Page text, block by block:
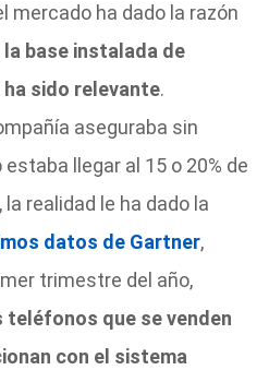
mercado ha dado la razón
la base instalada de
ha sido relevante.
aseguraba sin
llegar al 15 o 20% de
realidad le ha dado la
datos de Gartner,
trimestre del año,
teléfonos que se venden
con el sistema